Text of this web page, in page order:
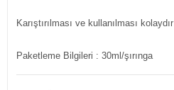
Karıştırılması ve kullanılması kolaydır
Paketleme Bilgileri : 30ml/şırınga